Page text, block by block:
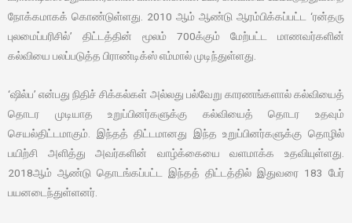
நோக்கமாகக் கொண்டுள்ளது. 2010 ஆம் ஆண்டு ஆரம்பிக்கப்பட்ட ‘ரன்தரு
புலமைப்பரிசில்’ திட்டத்தின் மூலம் 700க்கும் மேற்பட்ட மாணவர்களின்
கல்வியை பலப்படுத்த பிராண்டிக்ஸ் எம்மால் முடிந்துள்ளது.
‘ஷில்ப’ என்பது நிதிச் சிக்கல்கள் அல்லது பல்வேறு காரணங்களால் கல்வியைத்
தொடர முடியாத உறுப்பினர்களுக்கு கல்வியைத் தொடர உதவும்
செயல்திட்டமாகும். இந்தத் திட்டமானது இந்த உறுப்பினர்களுக்கு தொழில்
பயிற்சி அளித்து அவர்களின் வாழ்க்கையை வளமாக்க உதவியுள்ளது.
2018ஆம் ஆண்டு தொடங்கப்பட்ட இந்தத் திட்டத்தில் இதுவரை 183 பேர்
பயனடைந்துள்ளனர்.